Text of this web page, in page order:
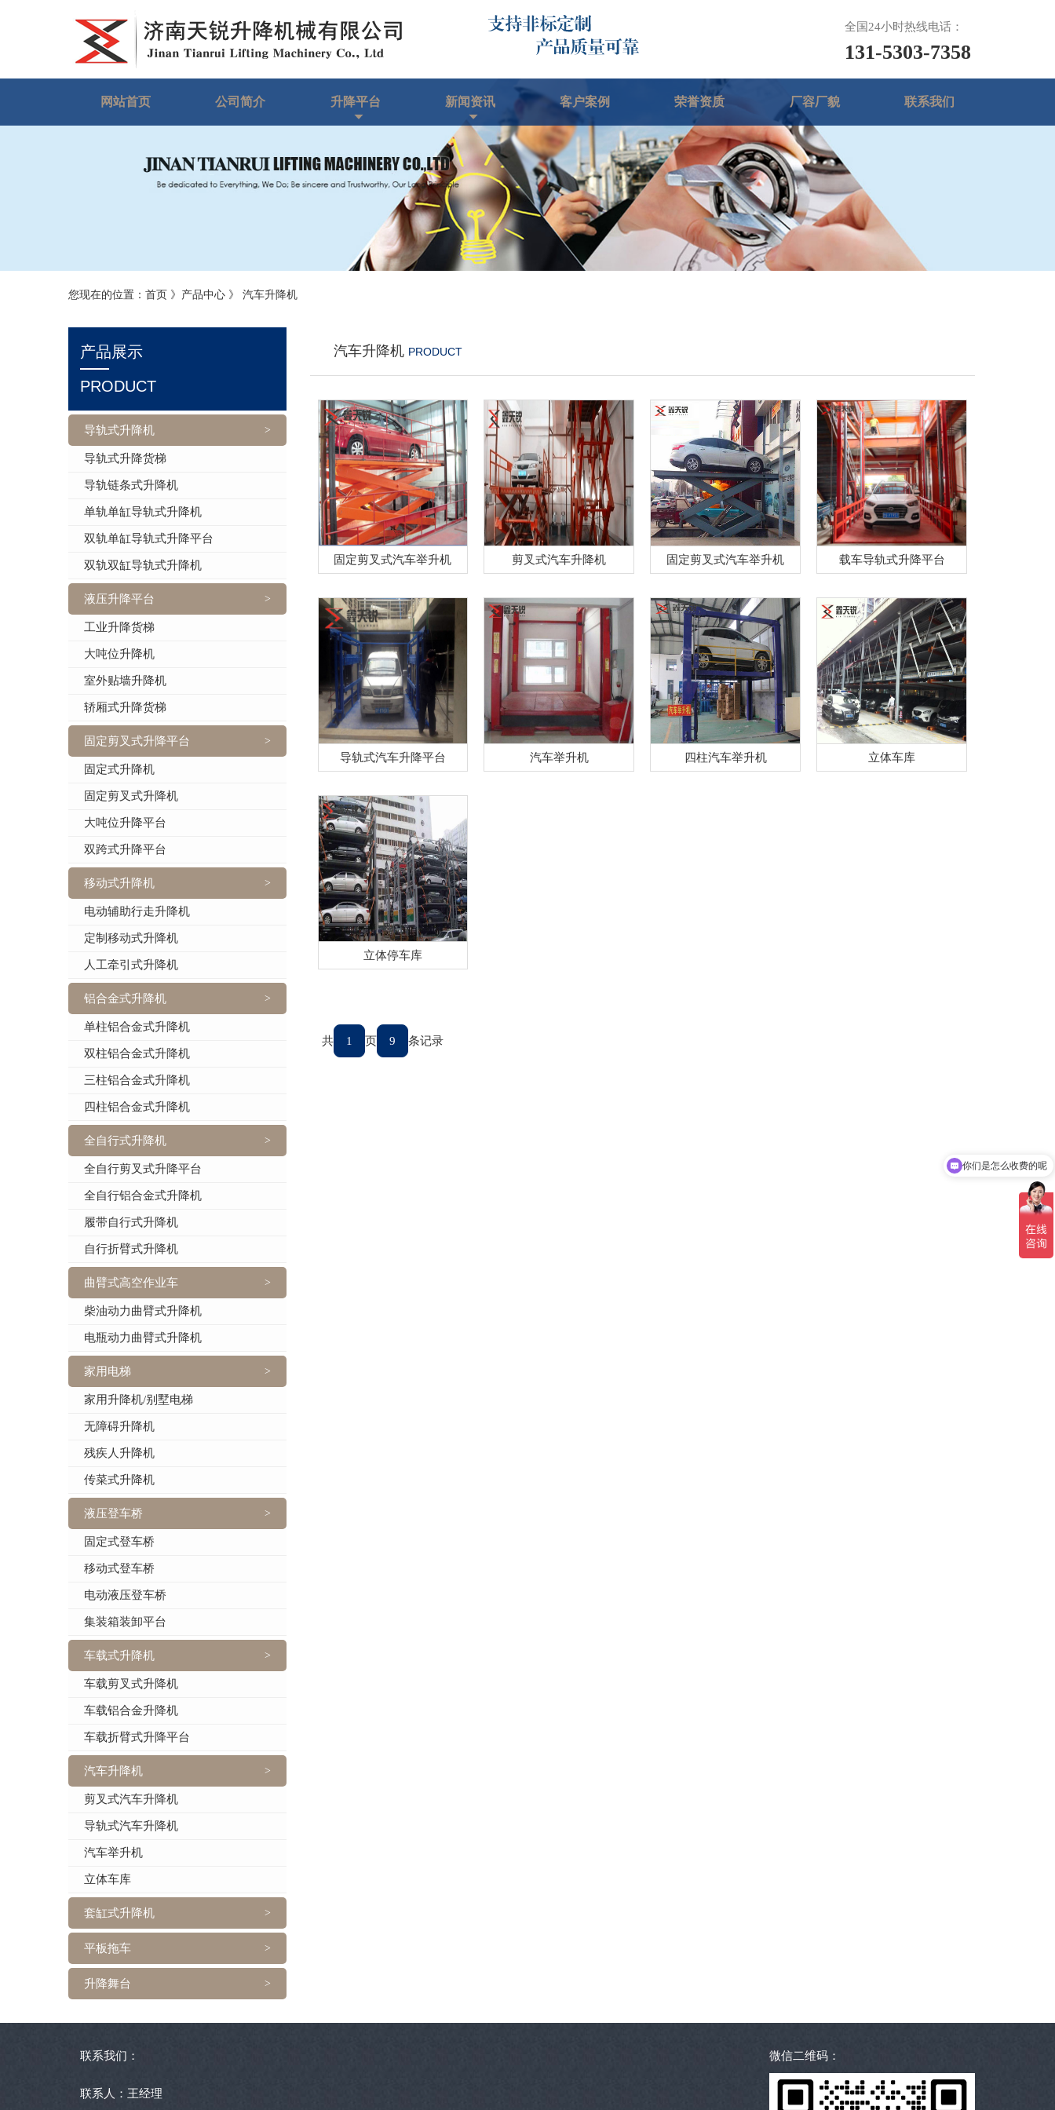
全国24小时热线电话：
131-5303-7358
网站首页 公司简介 升降平台 新闻资讯 客户案例 荣誉资质 厂容厂貌 联系我们
您现在的位置： 首页 》 产品中心 》 汽车升降机
产品展示
PRODUCT
导轨式升降机 >
导轨式升降货梯
导轨链条式升降机
单轨单缸导轨式升降机
双轨单缸导轨式升降平台
双轨双缸导轨式升降机
液压升降平台 >
工业升降货梯
大吨位升降机
室外贴墙升降机
轿厢式升降货梯
固定剪叉式升降平台 >
固定式升降机
固定剪叉式升降机
大吨位升降平台
双跨式升降平台
移动式升降机 >
电动辅助行走升降机
定制移动式升降机
人工牵引式升降机
铝合金式升降机 >
单柱铝合金式升降机
双柱铝合金式升降机
三柱铝合金式升降机
四柱铝合金式升降机
全自行式升降机 >
全自行剪叉式升降平台
全自行铝合金式升降机
履带自行式升降机
自行折臂式升降机
曲臂式高空作业车 >
柴油动力曲臂式升降机
电瓶动力曲臂式升降机
家用电梯 >
家用升降机/别墅电梯
无障碍升降机
残疾人升降机
传菜式升降机
液压登车桥 >
固定式登车桥
移动式登车桥
电动液压登车桥
集装箱装卸平台
车载式升降机 >
车载剪叉式升降机
车载铝合金升降机
车载折臂式升降平台
汽车升降机 >
剪叉式汽车升降机
导轨式汽车升降机
汽车举升机
立体车库
套缸式升降机 >
平板拖车 >
升降舞台 >
汽车升降机 PRODUCT
固定剪叉式汽车举升机 剪叉式汽车升降机 固定剪叉式汽车举升机 载车导轨式升降平台
导轨式汽车升降平台 汽车举升机 四柱汽车举升机 立体车库
立体停车库
共 1 页 9 条记录
联系我们：
联系人：王经理
微信二维码：
你们是怎么收费的呢